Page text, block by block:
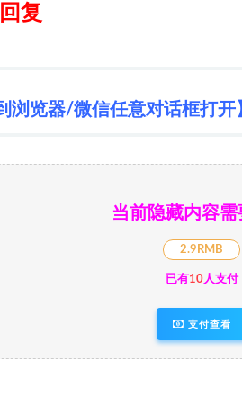
复
览器/微信任意对话框打开
当前隐藏内容
2.9RMB
已有10人支付
支付查看